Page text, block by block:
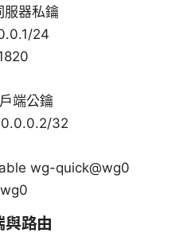
服器私鑰
24
端公鑰
32
wg-quick@wg0
路由